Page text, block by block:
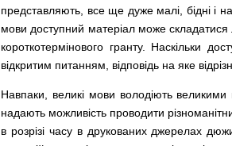
представляють, все ще дуже малі, бідні і
мови доступний матеріал може складатися
короткотермінового гранту. Наскільки
відкритим питанням, відповідь на яке
Навпаки, великі мови володіють
надають можливість проводити
в розрізі часу в друкованих джерелах